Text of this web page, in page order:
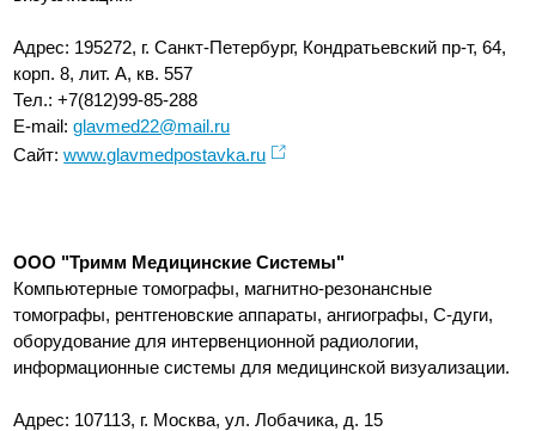
Адрес: 195272, г. Санкт-Петербург, Кондратьевский пр-т, 64,
корп. 8, лит. А, кв. 557
Тел.: +7(812)99-85-288
E-mail:glavmed22@mail.ru
Сайт:www.glavmedpostavka.ru
ООО "Тримм Медицинские Системы"
Компьютерные томографы, магнитно-резонансные
томографы, рентгеновские аппараты, ангиографы, С-дуги,
оборудование для интервенционной радиологии,
информационные системы для медицинской визуализации.
Адрес: 107113, г. Москва, ул. Лобачика, д. 15